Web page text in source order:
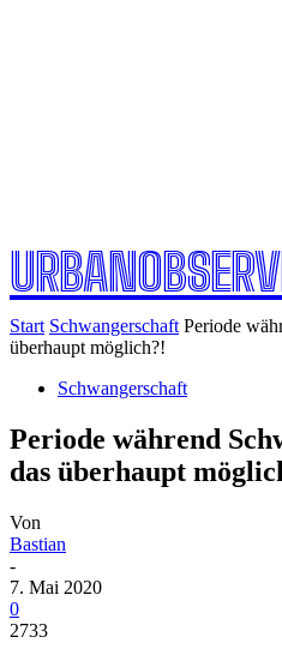
Start Schwangerschaft Periode
überhaupt möglich?!
Schwangerschaft
Periode während
das überhaupt
Von
Bastian
-
7. Mai 2020
0
2733